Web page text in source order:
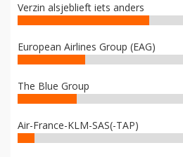
Verzin alsjeblieft iets anders
European Airlines Group (EAG)
The Blue Group
Air-France-KLM-SAS(-TAP)